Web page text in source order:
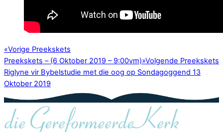
«Vorige Preekskets
Preekskets – (6 Oktober 2019 – 9:00vm)»Volgende Preekskets
Riglyne vir Bybelstudie met die oog op Sondagoggend 13
Oktober 2019